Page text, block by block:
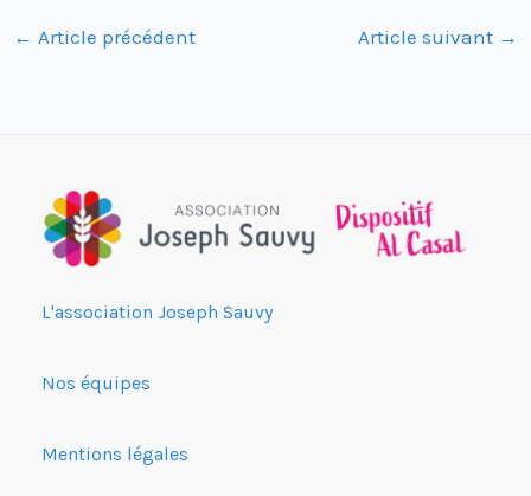
← Article précédent Article suivant →
L'association Joseph Sauvy
Nos équipes
Mentions légales